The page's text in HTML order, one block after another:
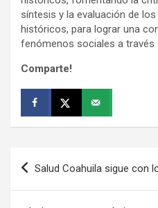
síntesis y la evaluación de
históricos, para lograr una
fenómenos sociales a través
Comparte!
Navegación
Salud Coahuila sigue con